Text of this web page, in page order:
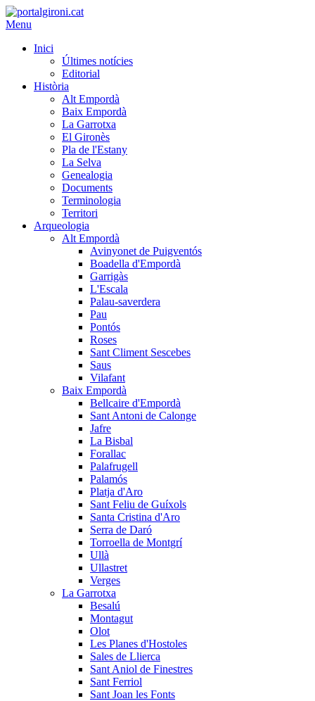
Menu
Inici
Últimes notícies
Editorial
Història
Alt Empordà
Baix Empordà
La Garrotxa
El Gironès
Pla de l'Estany
La Selva
Genealogia
Documents
Terminologia
Territori
Arqueologia
Alt Empordà
Avinyonet de Puigventós
Boadella d'Empordà
Garrigàs
L'Escala
Palau-saverdera
Pau
Pontós
Roses
Sant Climent Sescebes
Saus
Vilafant
Baix Empordà
Bellcaire d'Empordà
Sant Antoni de Calonge
Jafre
La Bisbal
Forallac
Palafrugell
Palamós
Platja d'Aro
Sant Feliu de Guíxols
Santa Cristina d'Aro
Serra de Daró
Torroella de Montgrí
Ullà
Ullastret
Verges
La Garrotxa
Besalú
Montagut
Olot
Les Planes d'Hostoles
Sales de Llierca
Sant Aniol de Finestres
Sant Ferriol
Sant Joan les Fonts